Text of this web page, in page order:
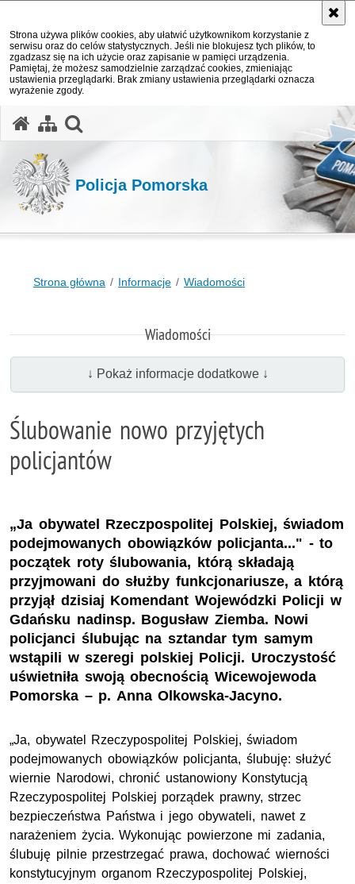
Strona używa plików cookies, aby ułatwić użytkownikom korzystanie z
serwisu oraz do celów statystycznych. Jeśli nie blokujesz tych plików, to
zgadzasz się na ich użycie oraz zapisanie w pamięci urządzenia.
Pamiętaj, że możesz samodzielnie zarządzać cookies, zmieniając
ustawienia przeglądarki. Brak zmiany ustawienia przeglądarki oznacza
wyrażenie zgody.
Policja Pomorska
Strona główna Informacje Wiadomości
Wiadomości
↓ Pokaż informacje dodatkowe ↓
Ślubowanie nowo przyjętych
policjantów
„Ja obywatel Rzeczpospolitej Polskiej, świadom
podejmowanych obowiązków policjanta..." - to
początek roty ślubowania, którą składają
przyjmowani do służby funkcjonariusze, a którą
przyjął dzisiaj Komendant Wojewódzki Policji w
Gdańsku nadinsp. Bogusław Ziemba. Nowi
policjanci ślubując na sztandar tym samym
wstąpili w szeregi polskiej Policji. Uroczystość
uświetniła swoją obecnością Wicewojewoda
Pomorska – p. Anna Olkowska-Jacyno.
„Ja, obywatel Rzeczypospolitej Polskiej, świadom
podejmowanych obowiązków policjanta, ślubuję: służyć
wiernie Narodowi, chronić ustanowiony Konstytucją
Rzeczypospolitej Polskiej porządek prawny, strzec
bezpieczeństwa Państwa i jego obywateli, nawet z
narażeniem życia. Wykonując powierzone mi zadania,
ślubuję pilnie przestrzegać prawa, dochować wierności
konstytucyjnym organom Rzeczypospolitej Polskiej,